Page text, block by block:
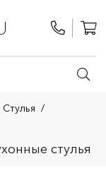
Стулья /
стулья